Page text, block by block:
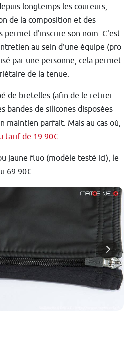
longtemps les coureurs,
de la composition et des
permet d'inscrire son nom. C'est
au sein d'une équipe (pro
par une personne, cela permet
de la tenue.
de bretelles (afin de le retirer
bandes de silicones disposées
maintien parfait. Mais au cas où,
tarif de 19.90€.
jaune fluo (modèle testé ici), le
69.90€.